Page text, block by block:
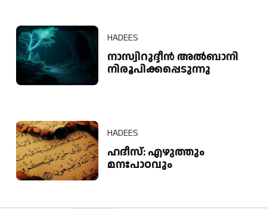
HADEES
നാസ്വിറുദ്ദീൻ അൽബാനി
നിരൂപിക്കപ്പെടുന്നു
HADEES
ഹദീസ്: എഴുത്തും
മനഃപാഠവും